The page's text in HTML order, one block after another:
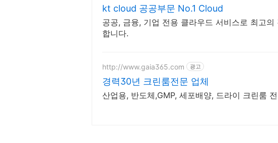
kt cloud 공공부문 No.1 Cloud
공공, 금융, 기업 전용 클라우드 서비스로 최고의
합니다.
http://www.gaia365.com 광고
경력30년 크린룸전문 업체
산업용, 반도체,GMP, 세포배양, 드라이 크린룸